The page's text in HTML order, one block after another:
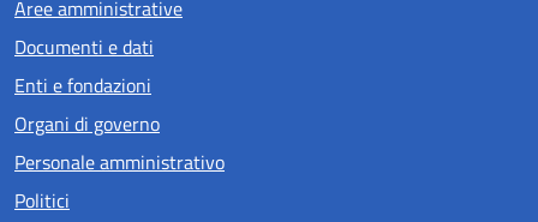
Aree amministrative
Documenti e dati
Enti e fondazioni
Organi di governo
Personale amministrativo
Politici